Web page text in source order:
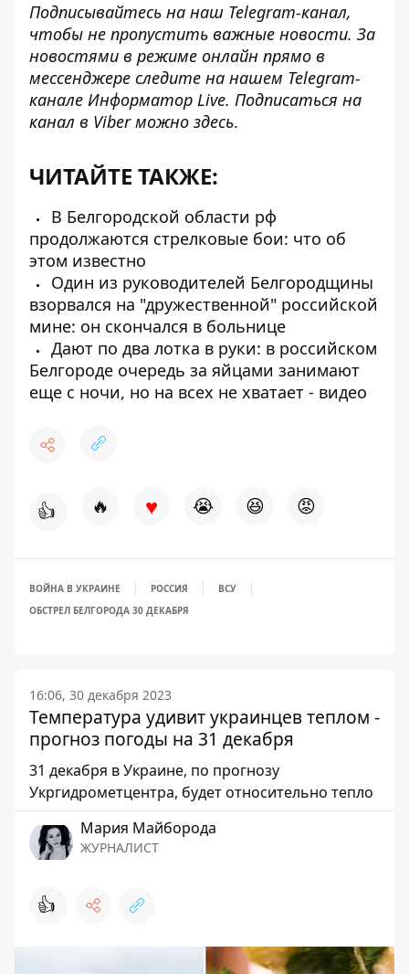
Подписывайтесь на наш Telegram-канал,
чтобы не пропустить важные новости. За
новостями в режиме онлайн прямо в
мессенджере следите на нашем Telegram-
канале Информатор Live. Подписаться на
канал в Viber можно здесь.
ЧИТАЙТЕ ТАКЖЕ:
В Белгородской области рф
продолжаются стрелковые бои: что об
этом известно
Один из руководителей Белгородщины
взорвался на "дружественной" российской
мине: он скончался в больнице
Дают по два лотка в руки: в российском
Белгороде очередь за яйцами занимают
еще с ночи, но на всех не хватает - видео
👍 🔥 ♥ 😭 😆 😡
ВОЙНА В УКРАИНЕ РОССИЯ
ВСУ
ОБСТРЕЛ БЕЛГОРОДА 30 ДЕКАБРЯ
16:06, 30 декабря 2023
Температура удивит украинцев теплом -
прогноз погоды на 31 декабря
31 декабря в Украине, по прогнозу
Укргидрометцентра, будет относительно тепло
Мария Майборода
ЖУРНАЛИСТ
👍